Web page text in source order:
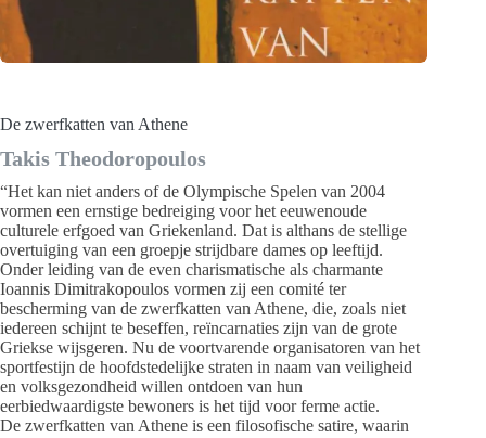
De zwerfkatten van Athene
Takis Theodoropoulos
“Het kan niet anders of de Olympische Spelen van 2004
vormen een ernstige bedreiging voor het eeuwenoude
culturele erfgoed van Griekenland. Dat is althans de stellige
overtuiging van een groepje strijdbare dames op leeftijd.
Onder leiding van de even charismatische als charmante
Ioannis Dimitrakopoulos vormen zij een comité ter
bescherming van de zwerfkatten van Athene, die, zoals niet
iedereen schijnt te beseffen, reïncarnaties zijn van de grote
Griekse wijsgeren. Nu de voortvarende organisatoren van het
sportfestijn de hoofdstedelijke straten in naam van veiligheid
en volksgezondheid willen ontdoen van hun
eerbiedwaardigste bewoners is het tijd voor ferme actie.
De zwerfkatten van Athene is een filosofische satire, waarin